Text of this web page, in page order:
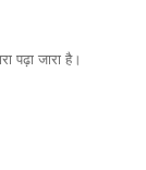
पढ़ा जारा है।